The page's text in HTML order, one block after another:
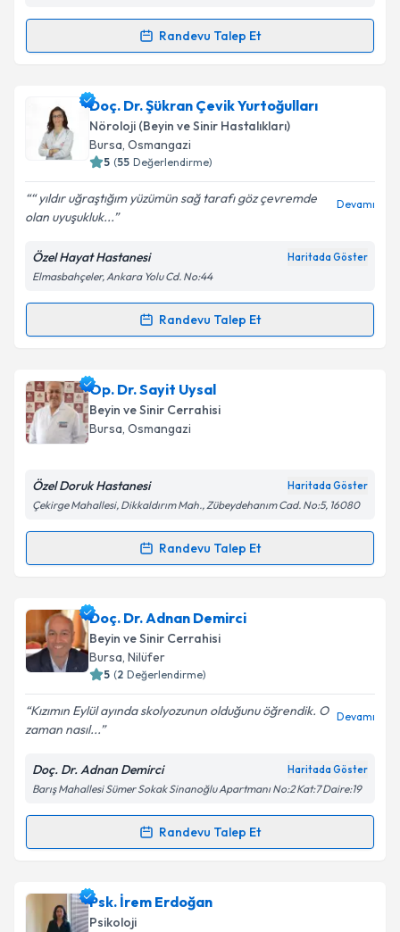
Takvim Talebini Gönder
Randevu Talep Et
Randevu Takvimi Talebi
Op. Dr. Duygu Baykaliçin randevu takvimi talebi
oluşturun. Size bu uzmandan randevu almanız için bir
takvim hazırlandığında e-posta ile bilgilendireceğiz.
Kişisel verilerimin işlenmesine ilişkin
Aydınlatma
Metni'ni okudum ve kişisel verilerimin belirtilen
kapsamda işlenmesini kabul ediyorum.
Doç. Dr. Şükran Çevik Yurtoğulları
Nöroloji (Beyin ve Sinir Hastalıkları)
Bursa, Osmangazi
5 (55 Değerlendirme)
“ yıldır uğraştığım yüzümün sağ tarafı göz çevremde
olan uyuşukluk...
Devamı
Özel Hayat Hastanesi Haritada Göster
Elmasbahçeler, Ankara Yolu Cd. No:44
Randevu Talep Et
Randevu Takvimi Talebi
Doç. Dr. Şükran Çevik Yurtoğulları
takvimi talebi oluşturun. Size bu uzmandan randevu
almanız için bir takvim hazırlandığında e-posta ile
bilgilendireceğiz.
Kişisel verilerimin işlenmesine ilişkinAydınlatma
kapsamda işlenmesini kabul ediyorum.
Takvim Talebini Gönder
Op. Dr. Sayit Uysal
Beyin ve Sinir Cerrahisi
Bursa, Osmangazi
Özel Doruk Hastanesi Haritada Göster
Çekirge Mahallesi, Dikkaldırım Mah., Zübeydehanım Cad. No:5, 16080
Randevu Talep Et
Randevu Takvimi Talebi
Op. Dr. Sayit Uysaliçin randevu takvimi talebi
oluşturun. Size bu uzmandan randevu almanız için bir
takvim hazırlandığında e-posta ile bilgilendireceğiz.
Kişisel verilerimin işlenmesine ilişkin
Aydınlatma
Metni'ni okudum ve kişisel verilerimin belirtilen
kapsamda işlenmesini kabul ediyorum.
Doç. Dr. Adnan Demirci
Beyin ve Sinir Cerrahisi
Bursa, Nilüfer
5 (2 Değerlendirme)
Kızımın Eylül ayında skolyozunun olduğunu öğrendik. O
zaman nasıl...
Devamı
Doç. Dr. Adnan Demirci Haritada Göster
Barış Mahallesi Sümer Sokak Sinanoğlu Apartmanı No:2 Kat:7 Daire:19
Randevu Talep Et
Randevu Takvimi Talebi
Doç. Dr. Adnan Demirciiçin randevu takvimi talebi
oluşturun. Size bu uzmandan randevu almanız için bir
Psk. İrem Erdoğan
Psikoloji